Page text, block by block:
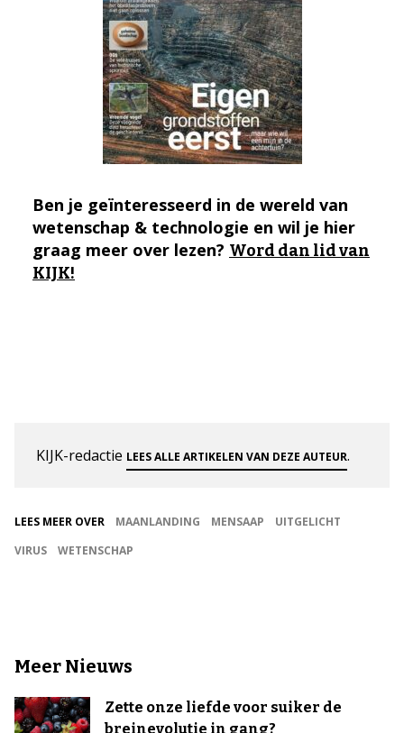
Ben je geïnteresseerd in de wereld van
wetenschap & technologie en wil je hier
graag meer over lezen? Word dan lid van
KIJK!
KIJK-redactie LEES ALLE ARTIKELEN VAN DEZE AUTEUR.
LEES MEER OVER MAANLANDING MENSAAP
UITGELICHT
VIRUS
WETENSCHAP
Meer Nieuws
Zette onze liefde voor suiker de
breinevolutie in gang?